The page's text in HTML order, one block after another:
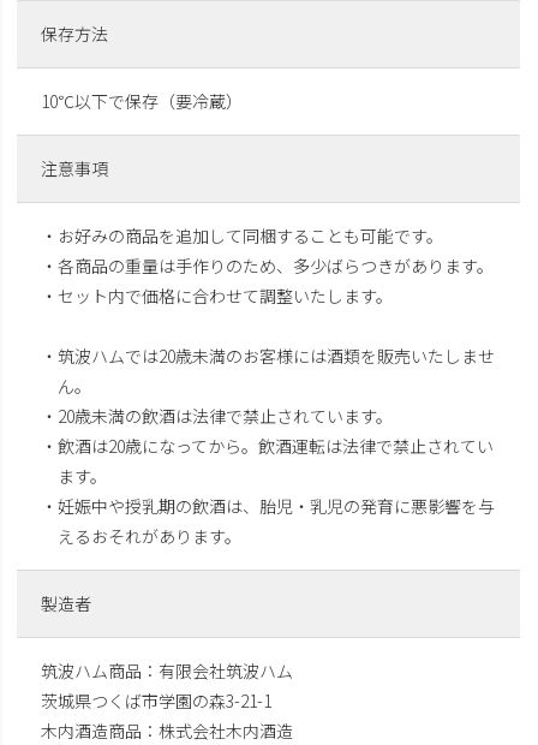
保存方法
10℃以下で保存（要冷蔵）
注意事項
・お好みの商品を追加して同梱することも可能です。
・各商品の重量は手作りのため、多少ばらつきがあります。
・セット内で価格に合わせて調整いたします。
・筑波ハムでは20歳未満のお客様には酒類を販売いたしませ
ん。
・20歳未満の飲酒は法律で禁止されています。
・飲酒は20歳になってから。飲酒運転は法律で禁止されてい
ます。
・妊娠中や授乳期の飲酒は、胎児・乳児の発育に悪影響を与
えるおそれがあります。
製造者
筑波ハム商品：有限会社筑波ハム
茨城県つくば市学園の森3-21-1
木内酒造商品：株式会社木内酒造